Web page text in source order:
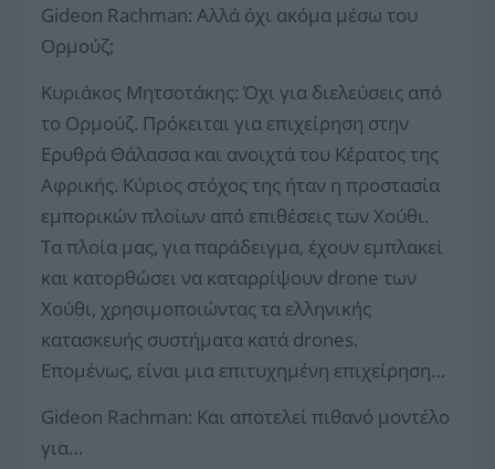
Gideon Rachman: Αλλά όχι ακόμα μέσω του
Ορμούζ;
Κυριάκος Μητσοτάκης: Όχι για διελεύσεις από
το Ορμούζ. Πρόκειται για επιχείρηση στην
Ερυθρά Θάλασσα και ανοιχτά του Κέρατος της
Αφρικής. Κύριος στόχος της ήταν η προστασία
εμπορικών πλοίων από επιθέσεις των Χούθι.
Τα πλοία μας, για παράδειγμα, έχουν εμπλακεί
και κατορθώσει να καταρρίψουν drone των
Χούθι, χρησιμοποιώντας τα ελληνικής
κατασκευής συστήματα κατά drones.
Επομένως, είναι μια επιτυχημένη επιχείρηση…
Gideon Rachman: Και αποτελεί πιθανό μοντέλο
για…